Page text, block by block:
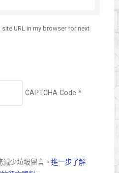
site URL in my browser for next
CAPTCHA Code *
少垃圾留言。 進一步了解